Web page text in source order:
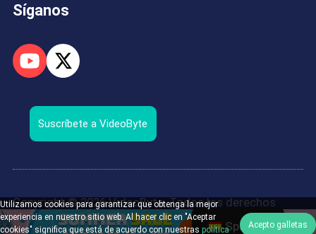
Síganos
Suscríbete a VideoByte
Copyright © 2026 VideoByte. Todos los derechos
reservados.
Spanish
Utilizamos cookies para garantizar que obtenga la mejor
experiencia en nuestro sitio web. Al hacer clic en "Aceptar
cookies" significa que está de acuerdo con nuestraspolítica Acepto galletas